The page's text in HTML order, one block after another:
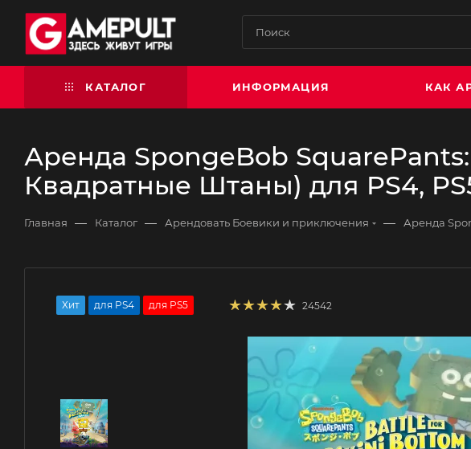
КАТАЛОГ ИНФОРМАЦИЯ КАК
Аренда SpongeBob
Квадратные Штаны) для PS4,
Главная — Каталог — Арендовать Боевики и приключения — Аренда
Хит для PS4 для PS5 24542